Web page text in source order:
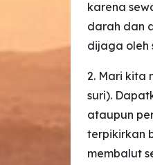
karena
darah dan
dijaga oleh
2. Mari kita
suri).
ataupun
terpikirkan
membalut